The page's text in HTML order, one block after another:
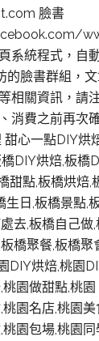
臉書
系統程式，自
的臉書群組，
相關資訊，請
消費之前再次
甜心一點DIY烘
DIY烘焙,板橋
甜點,板橋烘焙,
生日,板橋景點,
去,板橋自己做,
橋聚餐,板橋聚
DIY烘焙,桃園
園做甜點,桃園
桃園名店,桃園
園包場,桃園同